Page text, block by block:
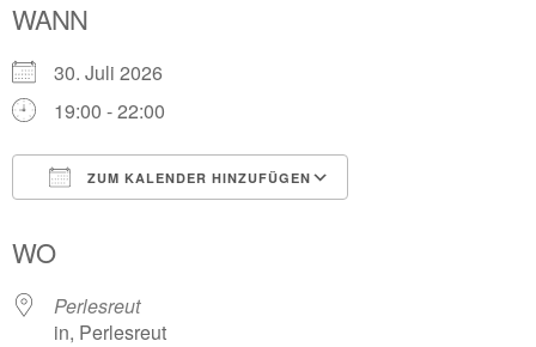
WANN
30. Juli 2026
19:00 - 22:00
ZUM KALENDER HINZUFÜGEN
WO
Perlesreut
in, Perlesreut